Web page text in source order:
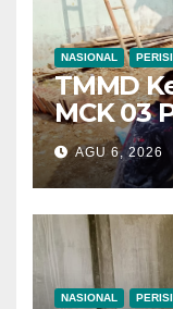
NASIONAL
TMMD
MCK 03
Dan
AGU 6, 2026
NASIONAL